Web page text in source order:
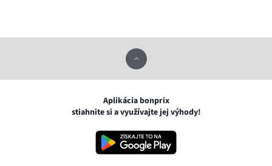
Aplikácia bonprix
stiahnite si a využívajte jej výhody!